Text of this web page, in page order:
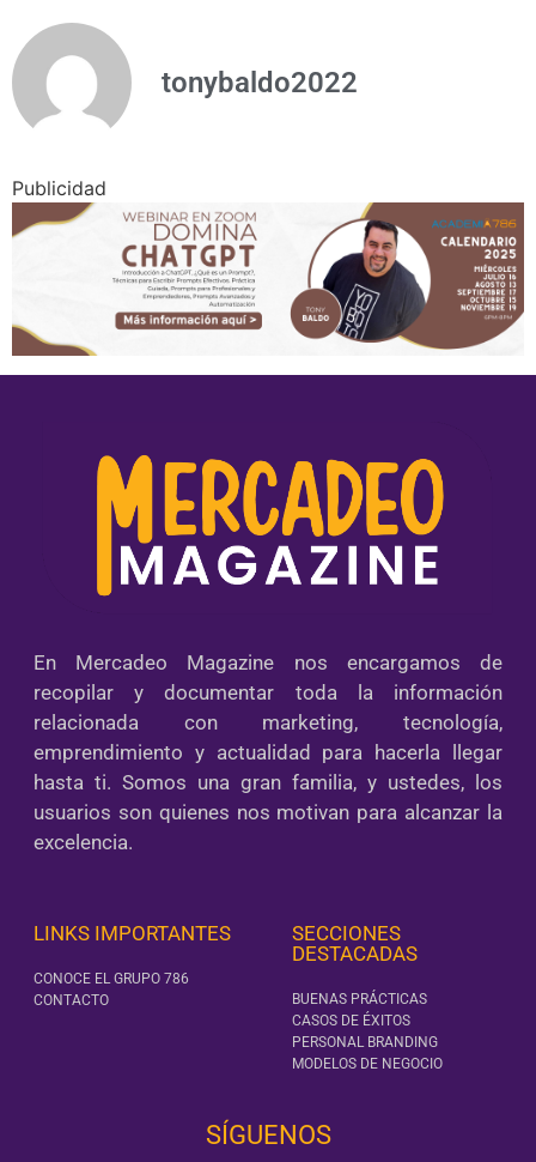
tonybaldo2022
Publicidad
En Mercadeo Magazine nos encargamos de
recopilar y documentar toda la información
relacionada con marketing, tecnología,
emprendimiento y actualidad para hacerla llegar
hasta ti. Somos una gran familia, y ustedes, los
usuarios son quienes nos motivan para alcanzar la
excelencia.
LINKS IMPORTANTES
CONOCE EL GRUPO 786
CONTACTO
SECCIONES
DESTACADAS
BUENAS PRÁCTICAS
CASOS DE ÉXITOS
PERSONAL BRANDING
MODELOS DE NEGOCIO
SÍGUENOS‎